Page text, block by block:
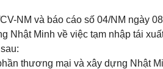
NM và báo cáo số 04/NM ngày
Nhật Minh về việc tạm nhập tái
thương mại và xây dựng Nhật